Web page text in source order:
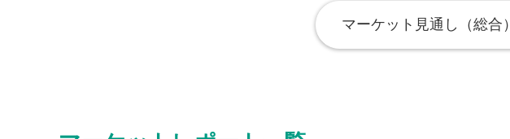
マーケット見通し（総合）